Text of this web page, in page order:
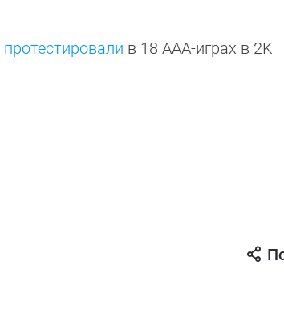
протестировали в 18 ААА-играх в 2K